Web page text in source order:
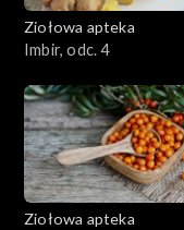
Ziołowa apteka
Imbir, odc. 4
Ziołowa apteka